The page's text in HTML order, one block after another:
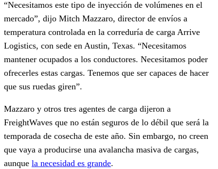
“Necesitamos este tipo de inyección de volúmenes en el
mercado”, dijo Mitch Mazzaro, director de envíos a
temperatura controlada en la correduría de carga Arrive
Logistics, con sede en Austin, Texas. “Necesitamos
mantener ocupados a los conductores. Necesitamos poder
ofrecerles estas cargas. Tenemos que ser capaces de hacer
que sus ruedas giren”.
Mazzaro y otros tres agentes de carga dijeron a
FreightWaves que no están seguros de lo débil que será la
temporada de cosecha de este año. Sin embargo, no creen
que vaya a producirse una avalancha masiva de cargas,
aunque la necesidad es grande.